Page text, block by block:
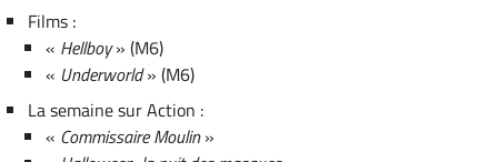
Films :
« Hellboy» (M6)
« Underworld» (M6)
La semaine sur Action :
« Commissaire Moulin»